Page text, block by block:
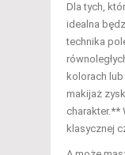
Dla tych,
idealna
technika
kolorach
makijaż
charakter.**
klasycznej